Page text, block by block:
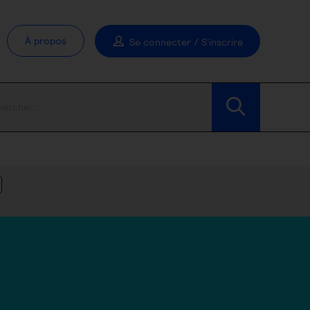
À propos Se connecter / S'inscrire